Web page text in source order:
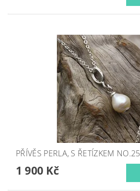
PŘÍVĚS PERLA, S ŘETÍZKEM NO.25
1 900 Kč